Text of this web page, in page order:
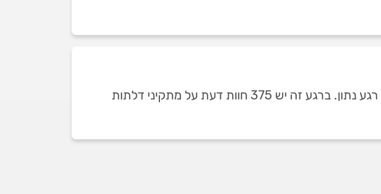
כמות חוות הדעת על מתקיני דלתות באשדוד תלויה בכמות מתקיני הדלתות שזמינים ומופיעים בכל רגע נתון. ברגע זה יש 375 חוות דעת על מתקיני דלתות